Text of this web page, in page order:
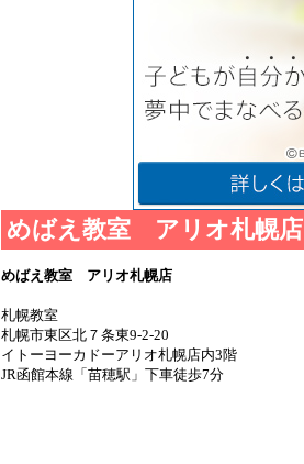
めばえ教室 アリオ札幌店
めばえ教室 アリオ札幌店
札幌教室
札幌市東区北７条東9-2-20
イトーヨーカドーアリオ札幌店内3階
JR函館本線「苗穂駅」下車徒歩7分